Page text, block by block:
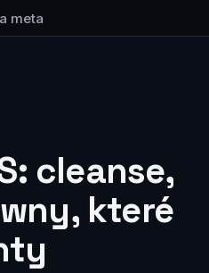
meta
cleanse,
které